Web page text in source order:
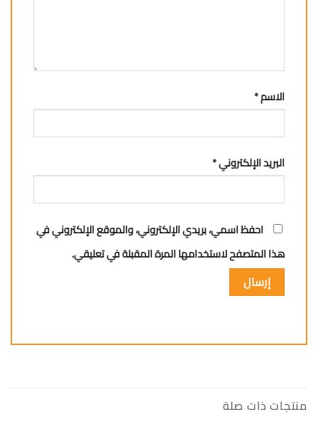
الاسم*
البريد الإلكتروني*
احفظ اسمي، بريدي الإلكتروني، والموقع الإلكتروني في
هذا المتصفح لاستخدامها المرة المقبلة في تعليقي.
منتجات ذات صلة